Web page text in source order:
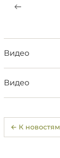
Видео
Видео
← К новостям